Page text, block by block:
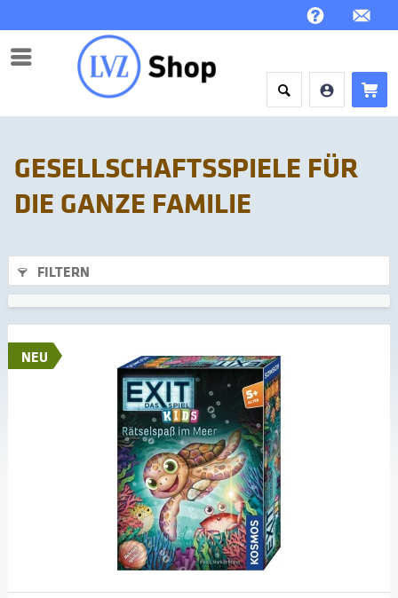
Menü
GESELLSCHAFTSSPIELE FÜR
DIE GANZE FAMILIE
FILTERN
NEU